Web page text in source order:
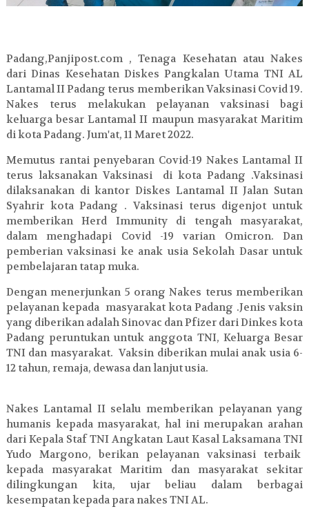
Padang,Panjipost.com , Tenaga Kesehatan atau Nakes
dari Dinas Kesehatan Diskes Pangkalan Utama TNI AL
Lantamal II Padang terus memberikan Vaksinasi Covid 19.
Nakes terus melakukan pelayanan vaksinasi bagi
keluarga besar Lantamal II maupun masyarakat Maritim
di kota Padang. Jum'at, 11 Maret 2022.
Memutus rantai penyebaran Covid-19 Nakes Lantamal II
terus laksanakan Vaksinasi di kota Padang .Vaksinasi
dilaksanakan di kantor Diskes Lantamal II Jalan Sutan
Syahrir kota Padang . Vaksinasi terus digenjot untuk
memberikan Herd Immunity di tengah masyarakat,
dalam menghadapi Covid -19 varian Omicron. Dan
pemberian vaksinasi ke anak usia Sekolah Dasar untuk
pembelajaran tatap muka.
Dengan menerjunkan 5 orang Nakes terus memberikan
pelayanan kepada masyarakat kota Padang .Jenis vaksin
yang diberikan adalah Sinovac dan Pfizer dari Dinkes kota
Padang peruntukan untuk anggota TNI, Keluarga Besar
TNI dan masyarakat. Vaksin diberikan mulai anak usia 6-
12 tahun, remaja, dewasa dan lanjut usia.
Nakes Lantamal II selalu memberikan pelayanan yang
humanis kepada masyarakat, hal ini merupakan arahan
dari Kepala Staf TNI Angkatan Laut Kasal Laksamana TNI
Yudo Margono, berikan pelayanan vaksinasi terbaik
kepada masyarakat Maritim dan masyarakat sekitar
dilingkungan kita, ujar beliau dalam berbagai
kesempatan kepada para nakes TNI AL.